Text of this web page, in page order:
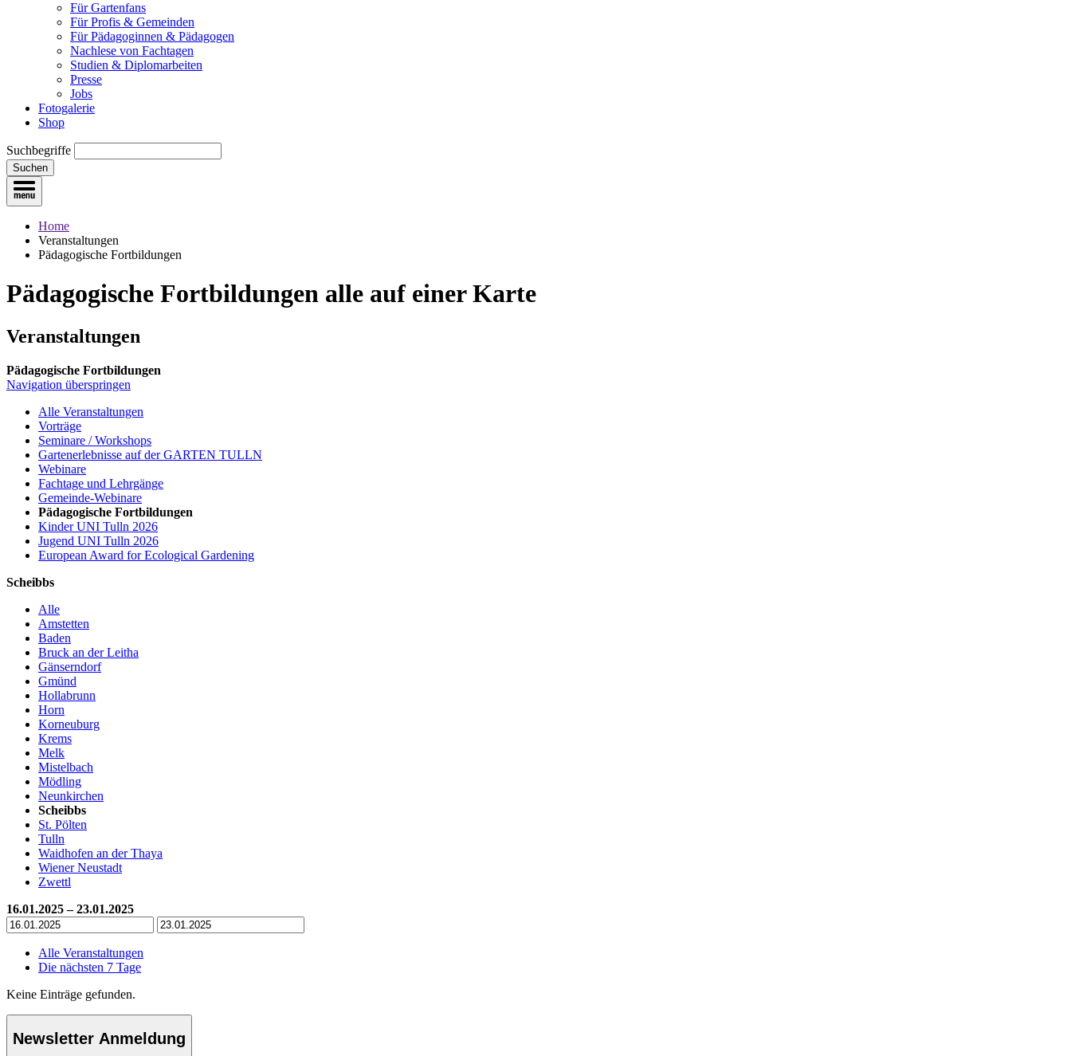
Für Gartenfans
Für Profis & Gemeinden
Für Pädagoginnen & Pädagogen
Nachlese von Fachtagen
Studien & Diplomarbeiten
Presse
Jobs
Fotogalerie
Shop
Suchbegriffe
Suchen
Home
Veranstaltungen
Pädagogische Fortbildungen
Pädagogische Fortbildungen alle auf einer Karte
Veranstaltungen
Pädagogische Fortbildungen
Navigation überspringen
Alle Veranstaltungen
Vorträge
Seminare / Workshops
Gartenerlebnisse auf der GARTEN TULLN
Webinare
Fachtage und Lehrgänge
Gemeinde-Webinare
Pädagogische Fortbildungen
Kinder UNI Tulln 2026
Jugend UNI Tulln 2026
European Award for Ecological Gardening
Scheibbs
Alle
Amstetten
Baden
Bruck an der Leitha
Gänserndorf
Gmünd
Hollabrunn
Horn
Korneuburg
Krems
Melk
Mistelbach
Mödling
Neunkirchen
Scheibbs
St. Pölten
Tulln
Waidhofen an der Thaya
Wiener Neustadt
Zwettl
16.01.2025 – 23.01.2025
Alle Veranstaltungen
Die nächsten 7 Tage
Keine Einträge gefunden.
Newsletter Anmeldung